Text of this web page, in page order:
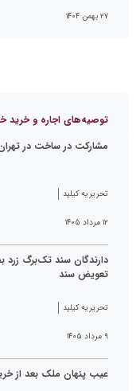
۲۷ بهمن ۱۴۰۴
توصیه‌های اجاره و خرید
مشارکت در ساخت در تهران؛ از فرمول ۴۰-۶۰
تحریریه کیلید
۱۲ مرداد ۱۴۰۵
دارندگان سند تک‌برگ زرد
تعویض سند
تحریریه کیلید
۹ مرداد ۱۴۰۵
عیب پنهان ملک بعد از